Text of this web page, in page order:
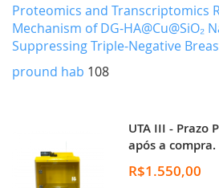
Proteomics and Transcriptomics
Mechanism of DG-HA@Cu@SiO₂
Suppressing Triple-Negative
pround hab 108
UTA III - Prazo
após a compra.
R$1.550,00